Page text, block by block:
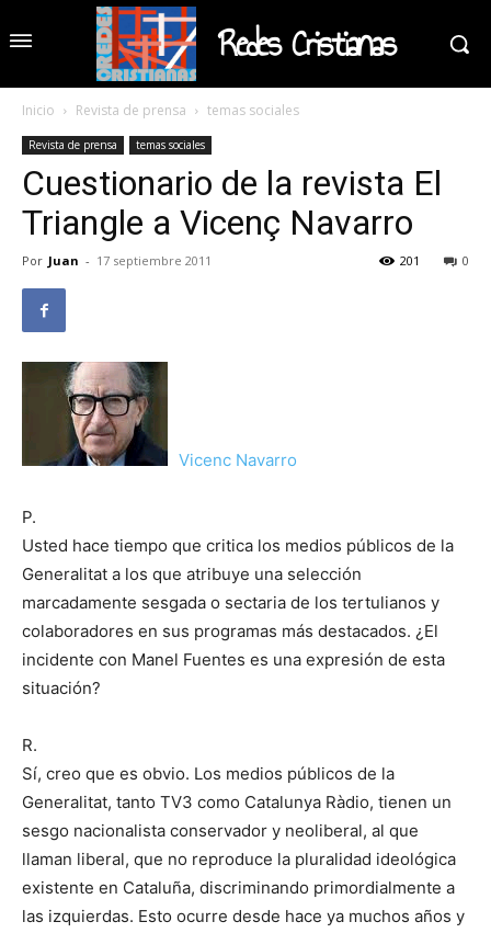
Redes Cristianas
Inicio Revista de prensa temas sociales
Revista de prensa temas sociales
Cuestionario de la revista El
Triangle a Vicenç Navarro
Por Juan - 17 septiembre 2011 0
201
Vicenc Navarro
P.
Usted hace tiempo que critica los medios públicos de la
Generalitat a los que atribuye una selección
marcadamente sesgada o sectaria de los tertulianos y
colaboradores en sus programas más destacados. ¿El
incidente con Manel Fuentes es una expresión de esta
situación?
R.
Sí, creo que es obvio. Los medios públicos de la
Generalitat, tanto TV3 como Catalunya Ràdio, tienen un
sesgo nacionalista conservador y neoliberal, al que
llaman liberal, que no reproduce la pluralidad ideológica
existente en Cataluña, discriminando primordialmente a
las izquierdas. Esto ocurre desde hace ya muchos años y